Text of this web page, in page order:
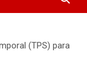
(TPS) para